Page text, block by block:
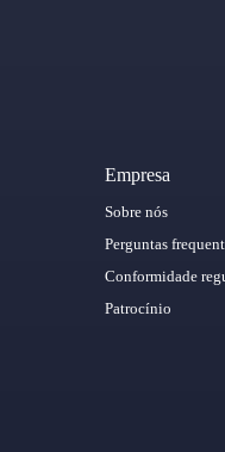
Empresa
Sobre nós
Perguntas
Conformidade
Patrocínio